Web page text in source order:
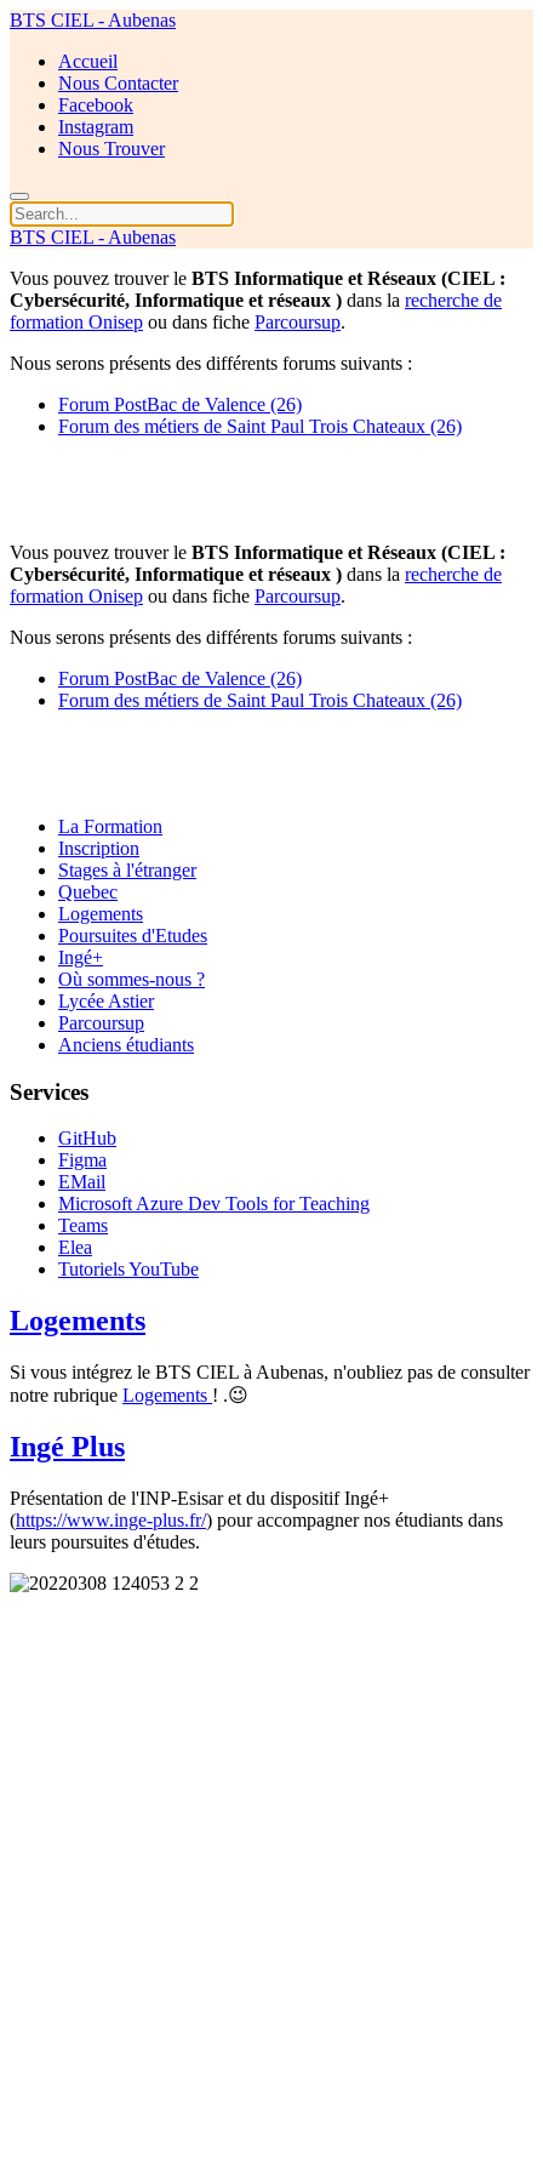
BTS CIEL - Aubenas
Accueil
Nous Contacter
Facebook
Instagram
Nous Trouver
BTS CIEL - Aubenas
Vous pouvez trouver le BTS Informatique et Réseaux (CIEL :
Cybersécurité, Informatique et réseaux ) dans la recherche de
formation Onisep ou dans fiche Parcoursup.
Nous serons présents des différents forums suivants :
Forum PostBac de Valence (26)
Forum des métiers de Saint Paul Trois Chateaux (26)
Vous pouvez trouver le BTS Informatique et Réseaux (CIEL :
Cybersécurité, Informatique et réseaux ) dans la recherche de
formation Onisep ou dans fiche Parcoursup.
Nous serons présents des différents forums suivants :
Forum PostBac de Valence (26)
Forum des métiers de Saint Paul Trois Chateaux (26)
La Formation
Inscription
Stages à l'étranger
Quebec
Logements
Poursuites d'Etudes
Ingé+
Où sommes-nous ?
Lycée Astier
Parcoursup
Anciens étudiants
Services
GitHub
Figma
EMail
Microsoft Azure Dev Tools for Teaching
Teams
Elea
Tutoriels YouTube
Logements
Si vous intégrez le BTS CIEL à Aubenas, n'oubliez pas de consulter
notre rubrique Logements ! .😉
Ingé Plus
Présentation de l'INP-Esisar et du dispositif Ingé+
(https://www.inge-plus.fr/) pour accompagner nos étudiants dans
leurs poursuites d'études.